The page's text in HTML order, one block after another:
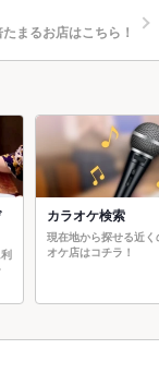
まるお店はこちら！
カラオケ検索
現在地から探せる近く
オケ店はコチラ！